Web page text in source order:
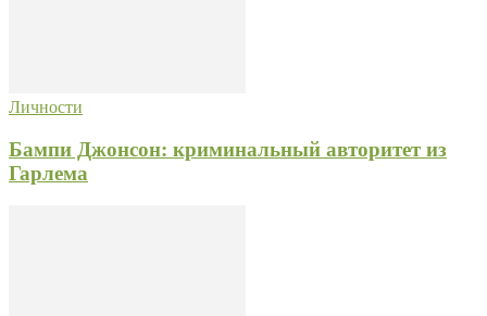
Личности
Бампи Джонсон: криминальный авторитет из
Гарлема